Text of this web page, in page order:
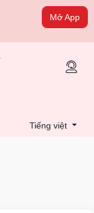
Mở App
Tiếng việt